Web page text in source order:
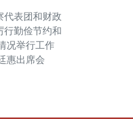
代表团和财政
行勤俭节约和
况举行工作
惠出席会